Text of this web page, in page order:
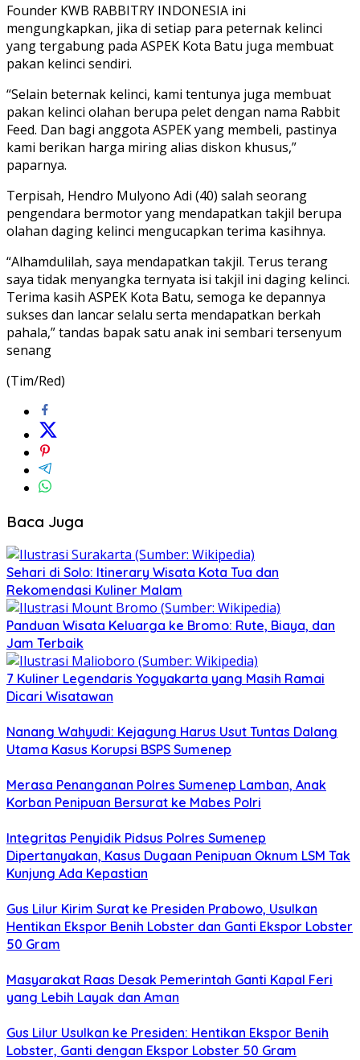
Founder KWB RABBITRY INDONESIA ini
mengungkapkan, jika di setiap para peternak kelinci
yang tergabung pada ASPEK Kota Batu juga membuat
pakan kelinci sendiri.
“Selain beternak kelinci, kami tentunya juga membuat
pakan kelinci olahan berupa pelet dengan nama Rabbit
Feed. Dan bagi anggota ASPEK yang membeli, pastinya
kami berikan harga miring alias diskon khusus,”
paparnya.
Terpisah, Hendro Mulyono Adi (40) salah seorang
pengendara bermotor yang mendapatkan takjil berupa
olahan daging kelinci mengucapkan terima kasihnya.
“Alhamdulilah, saya mendapatkan takjil. Terus terang
saya tidak menyangka ternyata isi takjil ini daging kelinci.
Terima kasih ASPEK Kota Batu, semoga ke depannya
sukses dan lancar selalu serta mendapatkan berkah
pahala,” tandas bapak satu anak ini sembari tersenyum
senang
(Tim/Red)
Baca Juga
Sehari di Solo: Itinerary Wisata Kota Tua dan
Rekomendasi Kuliner Malam
Panduan Wisata Keluarga ke Bromo: Rute, Biaya, dan
Jam Terbaik
7 Kuliner Legendaris Yogyakarta yang Masih Ramai
Dicari Wisatawan
Nanang Wahyudi: Kejagung Harus Usut Tuntas Dalang
Utama Kasus Korupsi BSPS Sumenep
Merasa Penanganan Polres Sumenep Lamban, Anak
Korban Penipuan Bersurat ke Mabes Polri
Integritas Penyidik Pidsus Polres Sumenep
Dipertanyakan, Kasus Dugaan Penipuan Oknum LSM Tak
Kunjung Ada Kepastian
Gus Lilur Kirim Surat ke Presiden Prabowo, Usulkan
Hentikan Ekspor Benih Lobster dan Ganti Ekspor Lobster
50 Gram
Masyarakat Raas Desak Pemerintah Ganti Kapal Feri
yang Lebih Layak dan Aman
Gus Lilur Usulkan ke Presiden: Hentikan Ekspor Benih
Lobster, Ganti dengan Ekspor Lobster 50 Gram